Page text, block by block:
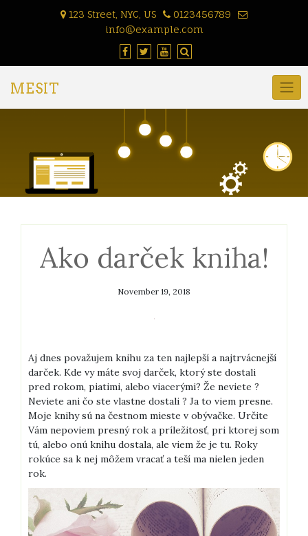
123 Street, NYC, US
0123456789
info@example.com
MESIT
Ako darček kniha!
November 19, 2018
Aj dnes považujem knihu za ten najlepší a najtrvácnejší
darček. Kde vy máte svoj darček, ktorý ste dostali
pred rokom, piatimi, alebo viacerými? Že neviete ?
Neviete ani čo ste vlastne dostali ? Ja to viem presne.
Moje knihy sú na čestnom mieste v obývačke. Určite
Vám nepoviem presný rok a príležitosť, pri ktorej som
tú, alebo onú knihu dostala, ale viem že je tu. Roky
rokúce sa k nej môžem vracať a teší ma nielen jeden
rok.